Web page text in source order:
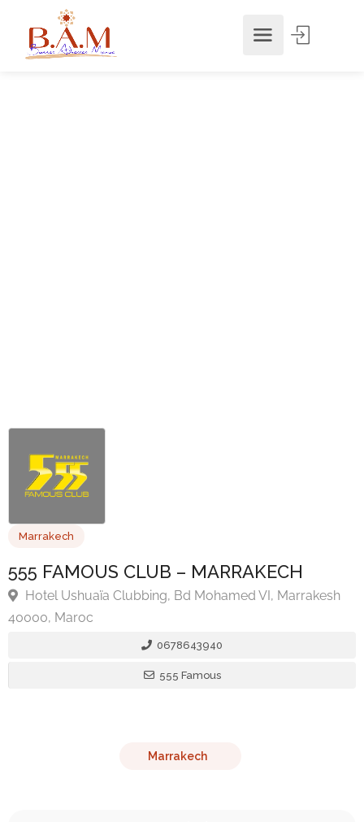
Marrakech
555 FAMOUS CLUB – MARRAKECH
Hotel Ushuaïa Clubbing, Bd Mohamed VI,
0678643940
555 Famous
Marrakech